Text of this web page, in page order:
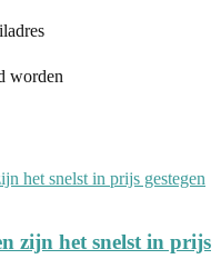
worden
zijn het snelst in prijs